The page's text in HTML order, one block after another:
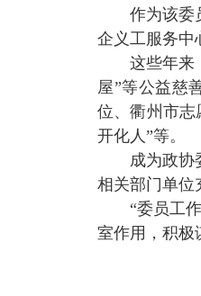
作为该委
企义工服务中
这些年来
屋”等公益慈
位、衢州市志
开化人”等。
成为政协
相关部门单位
“委员工
室作用，积极